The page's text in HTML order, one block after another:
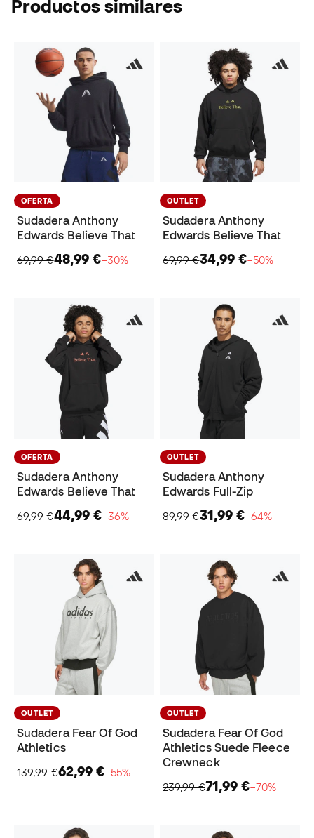
Productos similares
OFERTA
Sudadera Anthony
Edwards Believe That
69,99 €48,99 €−30%
OUTLET
Sudadera Anthony
Edwards Believe That
69,99 €34,99 €−50%
OFERTA
Sudadera Anthony
Edwards Believe That
69,99 €44,99 €−36%
OUTLET
Sudadera Anthony
Edwards Full-Zip
89,99 €31,99 €−64%
OUTLET
Sudadera Fear Of God
Athletics
139,99 €62,99 €−55%
OUTLET
Sudadera Fear Of God
Athletics Suede Fleece
Crewneck
239,99 €71,99 €−70%